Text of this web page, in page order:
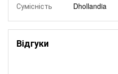
Сумісність Dhollandia
Відгуки